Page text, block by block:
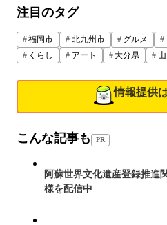
注目のタグ
福岡市 北九州市 グルメ
くらし
アート 大分県
情報提供
こんな記事も PR
阿蘇世界文化遺産登録推
様を配信中